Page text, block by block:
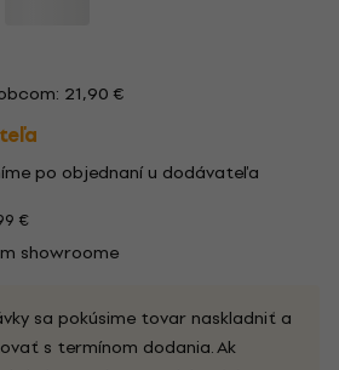
21,90 €
po objednaní u dodávateľa
€
showroome
sa pokúsime tovar naskladniť a
s termínom dodania. Ak